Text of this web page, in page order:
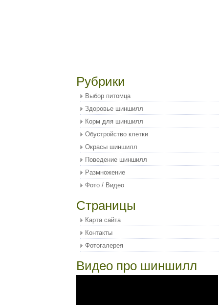
Рубрики
Выбор питомца
Здоровье шиншилл
Корм для шиншилл
Обустройство клетки
Окрасы шиншилл
Поведение шиншилл
Размножение
Фото / Видео
Страницы
Карта сайта
Контакты
Фотогалерея
Видео про шиншилл